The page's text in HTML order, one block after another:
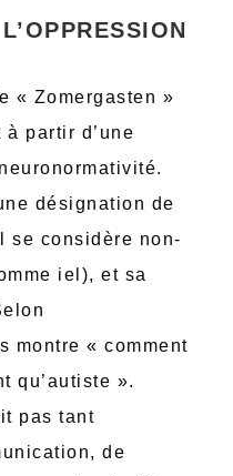
« Zomergasten »
partir d’une
désignation de
se considère non-
iel), et sa
montre « comment
qu’autiste ».
pas tant
de